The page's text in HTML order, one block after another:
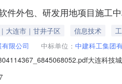
件外包、研发用地项目施工
大连市｜甘井子区 信息技术
限公司 中标单位： 中建科工集团
大连科技
程信息网、辽宁省招标投标监管网